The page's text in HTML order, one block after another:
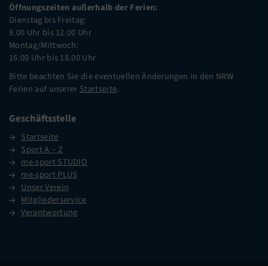
Öffnungszeiten außerhalb der Ferien:
Dienstag bis Freitag:
9.00 Uhr bis 12.00 Uhr
Montag/Mittwoch:
16.00 Uhr bis 18.00 Uhr
Bitte beachten Sie die eventuellen Änderungen in den NRW
Ferien auf unserer Startseite.
Geschäftsstelle
Startseite
Sport A – Z
me-sport STUDIO
me-sport PLUS
Unser Verein
Mitgliederservice
Verantwortung